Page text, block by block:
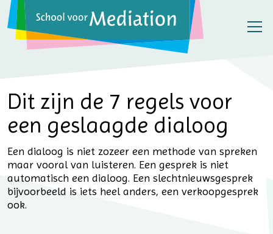
Dit zijn de 7 regels voor
een geslaagde dialoog
Een dialoog is niet zozeer een methode van spreken
maar vooral van luisteren. Een gesprek is niet
automatisch een dialoog. Een slechtnieuwsgesprek
bijvoorbeeld is iets heel anders, een verkoopgesprek
ook.